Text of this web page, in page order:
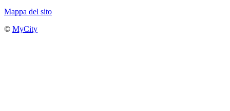
Mappa del sito
© MyCity